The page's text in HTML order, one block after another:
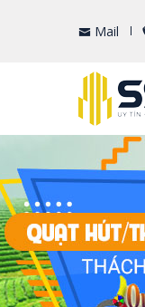
Mail